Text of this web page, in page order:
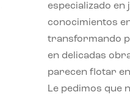
especializado
conocimientos
transformando
en delicadas
parecen flotar
Le pedimos que